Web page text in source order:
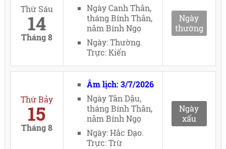
Thứ Sáu
14
Tháng 8
Ngày Canh Thân,
tháng Bính Thân,
năm Bính Ngọ
Ngày: Thường.
Trực: Kiến
Ngày
thường
Thứ Bảy
15
Tháng 8
Âm lịch: 3/7/2026
Ngày Tân Dậu,
tháng Bính Thân,
năm Bính Ngọ
Ngày: Hắc Đạo.
Trực: Trừ
Ngày
xấu